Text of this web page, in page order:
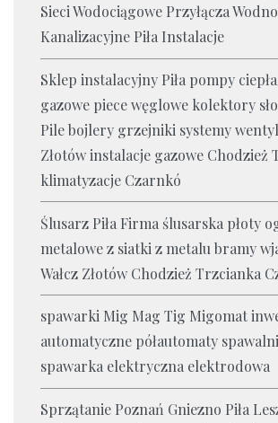
Sieci Wodociągowe Przyłącza Wodno
Kanalizacyjne Piła Instalacje
Sklep instalacyjny Piła pompy
gazowe piece węglowe kolektory
Pile bojlery grzejniki systemy
Złotów instalacje gazowe Chodzież
klimatyzacje Czarnkó
Ślusarz Piła Firma ślusarska płoty
metalowe z siatki z metalu bramy
Wałcz Złotów Chodzież Trzcianka
spawarki Mig Mag Tig Migomat
automatyczne półautomaty
spawarka elektryczna elektrodowa
Sprzątanie Poznań Gniezno Piła